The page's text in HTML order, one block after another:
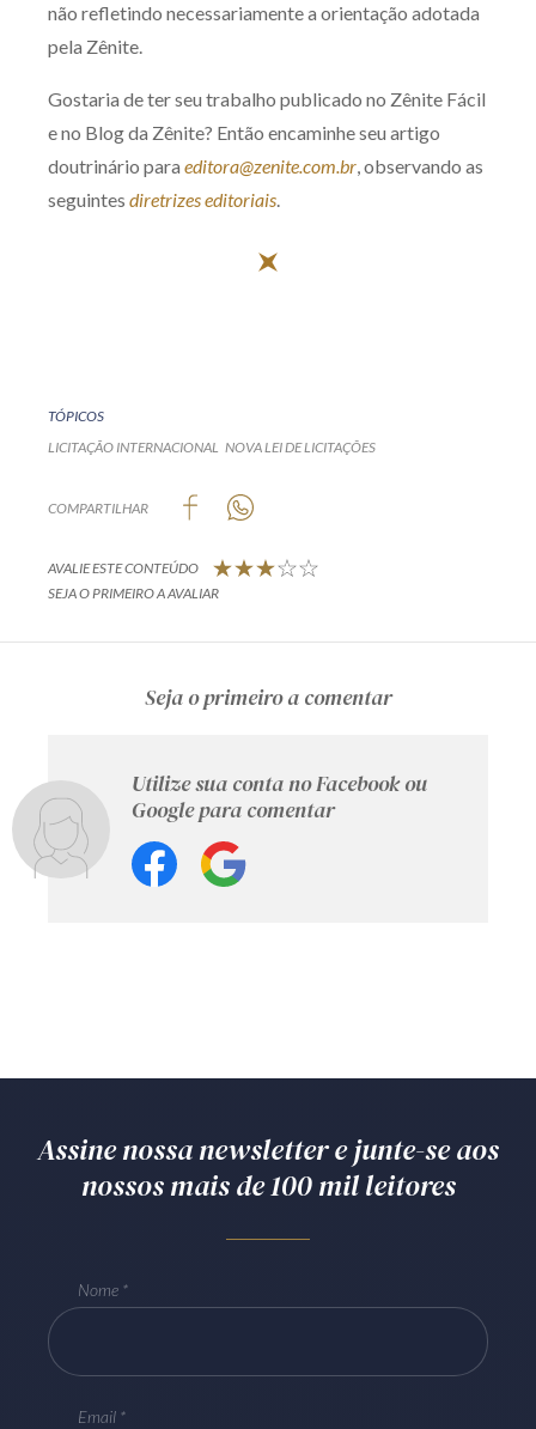
não refletindo necessariamente a orientação adotada
pela Zênite.
Gostaria de ter seu trabalho publicado no Zênite Fácil
e no Blog da Zênite? Então encaminhe seu artigo
doutrinário para editora@zenite.com.br, observando as
seguintes diretrizes editoriais.
TÓPICOS
LICITAÇÃO INTERNACIONAL NOVA LEI DE LICITAÇÕES
COMPARTILHAR
AVALIE ESTE CONTEÚDO
SEJA O PRIMEIRO A AVALIAR
Seja o primeiro a comentar
Utilize sua conta no Facebook ou
Google para comentar
Assine nossa newsletter e junte-se aos
nossos mais de 100 mil leitores
Nome
Email